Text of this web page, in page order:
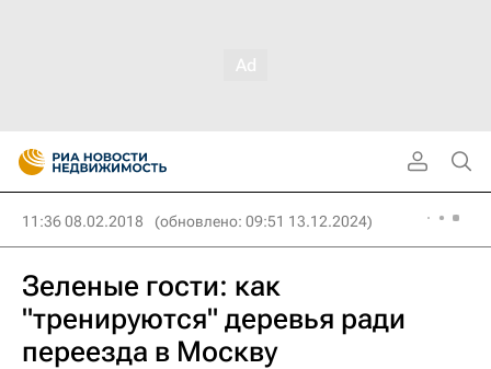
11:36 08.02.2018 (обновлено: 09:51 13.12.2024)
Зеленые гости: как
"тренируются" деревья ради
переезда в Москву